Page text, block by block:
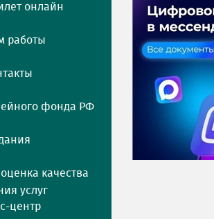
онлайн
работы
фонда РФ
качества
услуг
центр